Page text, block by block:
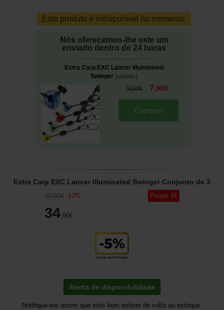
Este produto é indisponível no momento.
Nós oferecemos-lhe este um
enviado dentro de 24 horas
Extra Carp EXC Lancer Illuminated
Swinger
m28081]
9,90€ 7,90€
Comprar
Extra Carp EXC Lancer Illuminated Swinger Conjunto de 3
39,90€ -13%
34,90€
Poupe 5€
Alerta de disponibilidade
Notifique-me assim que este item estiver de volta ao estoque.